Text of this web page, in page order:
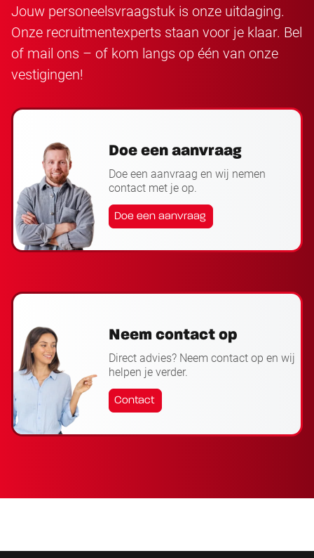
Jouw personeelsvraagstuk is onze uitdaging.
Onze recruitmentexperts staan voor je klaar. Bel
of mail ons – of kom langs op één van onze
vestigingen!
Doe een aanvraag
Doe een aanvraag en wij nemen
contact met je op.
Doe een aanvraag
Neem contact op
Direct advies? Neem contact op en wij
helpen je verder.
Contact